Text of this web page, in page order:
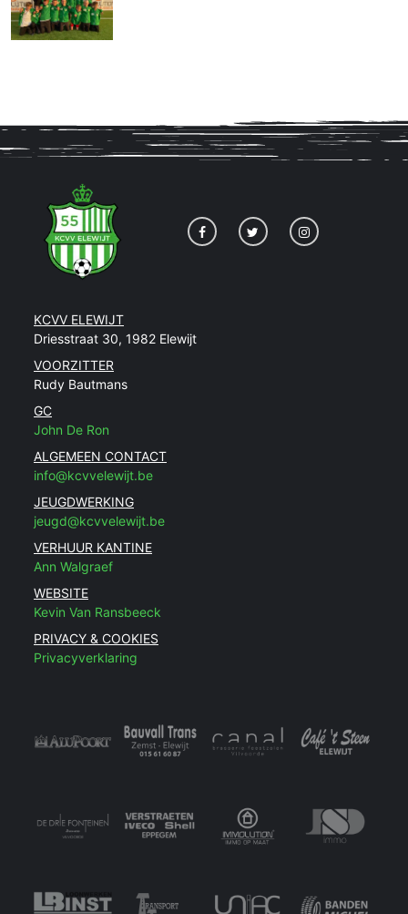
KCVV ELEWIJT
Driesstraat 30, 1982 Elewijt
VOORZITTER
Rudy Bautmans
GC
John De Ron
ALGEMEEN CONTACT
info@kcvvelewijt.be
JEUGDWERKING
jeugd@kcvvelewijt.be
VERHUUR KANTINE
Ann Walgraef
WEBSITE
Kevin Van Ransbeeck
PRIVACY & COOKIES
Privacyverklaring